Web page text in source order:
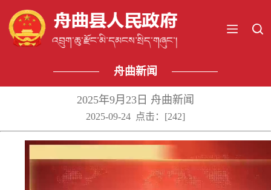
舟曲新闻
2025年9月23日 舟曲新闻
2025-09-24 点击：[242]